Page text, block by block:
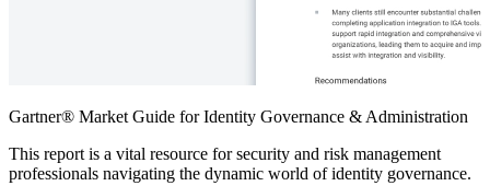
Gartner® Market Guide for Identity Governance & Administration
This report is a vital resource for security and risk management
professionals navigating the dynamic world of identity governance.